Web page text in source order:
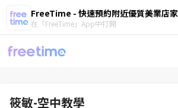
FreeTime - 快速預約附近優質美業店家
在「FreeTime」App中打開
筱敏-空中教學